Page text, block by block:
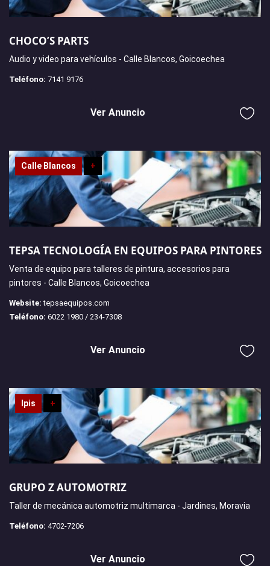
CHOCO’S PARTS
Audio y video para vehículos - Calle Blancos, Goicoechea
Teléfono: 7141 9176
Ver Anuncio
Calle Blancos +
TEPSA TECNOLOGÍA EN EQUIPOS PARA PINTORES
Venta de equipo para talleres de pintura, accesorios para
pintores - Calle Blancos, Goicoechea
Website: tepsaequipos.com
Teléfono: 6022 1980 / 234-7308
Ver Anuncio
Ipis +
GRUPO Z AUTOMOTRIZ
Taller de mecánica automotriz multimarca - Jardines, Moravia
Teléfono: 4702-7206
Ver Anuncio